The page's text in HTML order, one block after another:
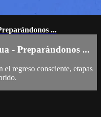
...
- Preparándonos ...
regreso consciente, etapas